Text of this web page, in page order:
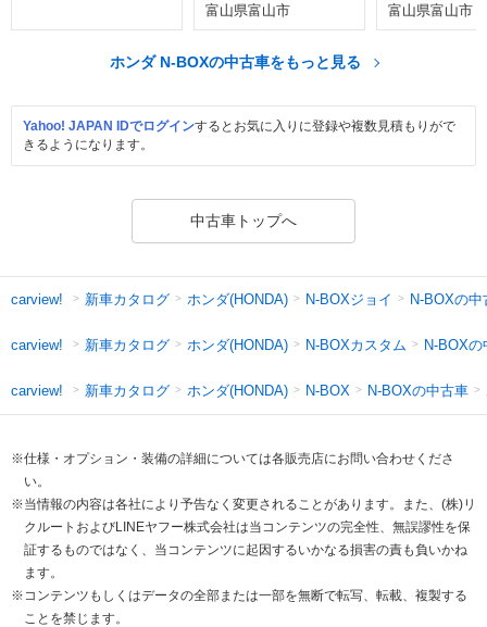
富山県富山市 富山県富山市
ホンダ N-BOXの中古車をもっと見る
Yahoo! JAPAN IDでログインするとお気に入りに登録や複数見積もりがで
きるようになります。
中古車トップへ
carview! 新車カタログ ホンダ(HONDA) N-BOXジョイ N-BOXの中
carview! 新車カタログ ホンダ(HONDA) N-BOXカスタム N-BOXの
carview! 新車カタログ ホンダ(HONDA) N-BOX N-BOXの中古車
※仕様・オプション・装備の詳細については各販売店にお問い合わせくださ
い。
※当情報の内容は各社により予告なく変更されることがあります。また、(株)リ
クルートおよびLINEヤフー株式会社は当コンテンツの完全性、無誤謬性を保
証するものではなく、当コンテンツに起因するいかなる損害の責も負いかね
ます。
※コンテンツもしくはデータの全部または一部を無断で転写、転載、複製する
ことを禁じます。